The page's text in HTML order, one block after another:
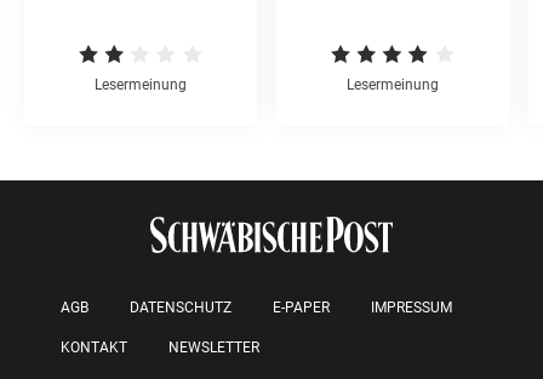
Lesermeinung Lesermeinung
AGB DATENSCHUTZ E-PAPER IMPRESSUM
KONTAKT NEWSLETTER